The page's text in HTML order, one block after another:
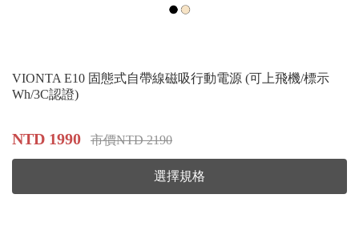
VIONTA E10 固態式自帶線磁吸行動電源 (可上飛機/標示
Wh/3C認證)
NTD 1990 市價NTD 2190
選擇規格